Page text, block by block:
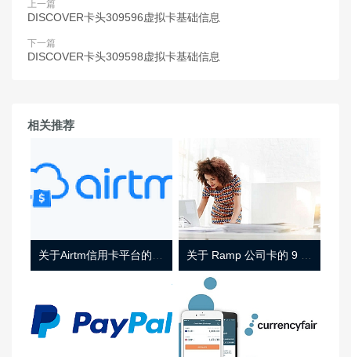
上一篇
DISCOVER卡头309596虚拟卡基础信息
下一篇
DISCOVER卡头309598虚拟卡基础信息
相关推荐